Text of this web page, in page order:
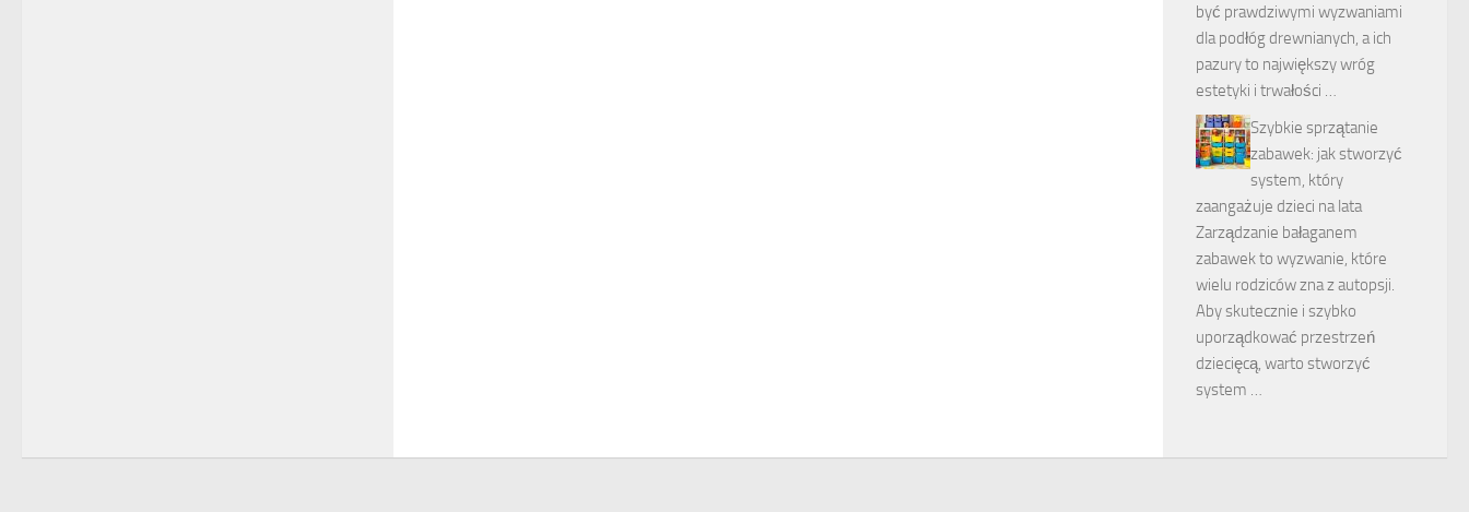
być prawdziwymi wyzwaniami
dla podłóg drewnianych, a ich
pazury to największy wróg
estetyki i trwałości …
Szybkie sprzątanie
zabawek: jak stworzyć
system, który
zaangażuje dzieci na lata
Zarządzanie bałaganem
zabawek to wyzwanie, które
wielu rodziców zna z autopsji.
Aby skutecznie i szybko
uporządkować przestrzeń
dziecięcą, warto stworzyć
system …